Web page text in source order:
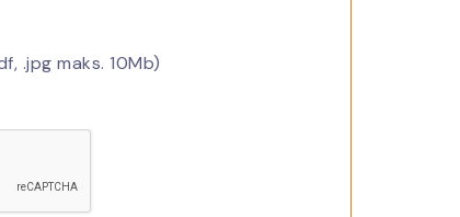
.jpg maks. 10Mb)